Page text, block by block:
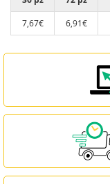
7,67€
6,91€